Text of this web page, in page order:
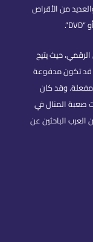
من الأقراص
حيث يتيح
قد تكون مدفوعة
وقد كان
صعبة المنال في
الباحثين عن